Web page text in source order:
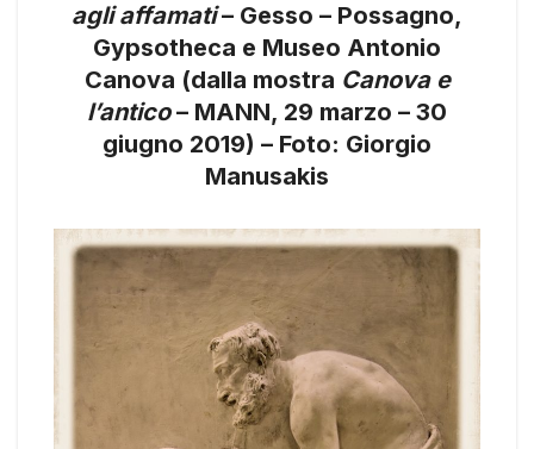
agli affamati– Gesso – Possagno,
Gypsotheca e Museo Antonio
Canova (dalla mostra Canova e
l’antico– MANN, 29 marzo – 30
giugno 2019) – Foto: Giorgio
Manusakis